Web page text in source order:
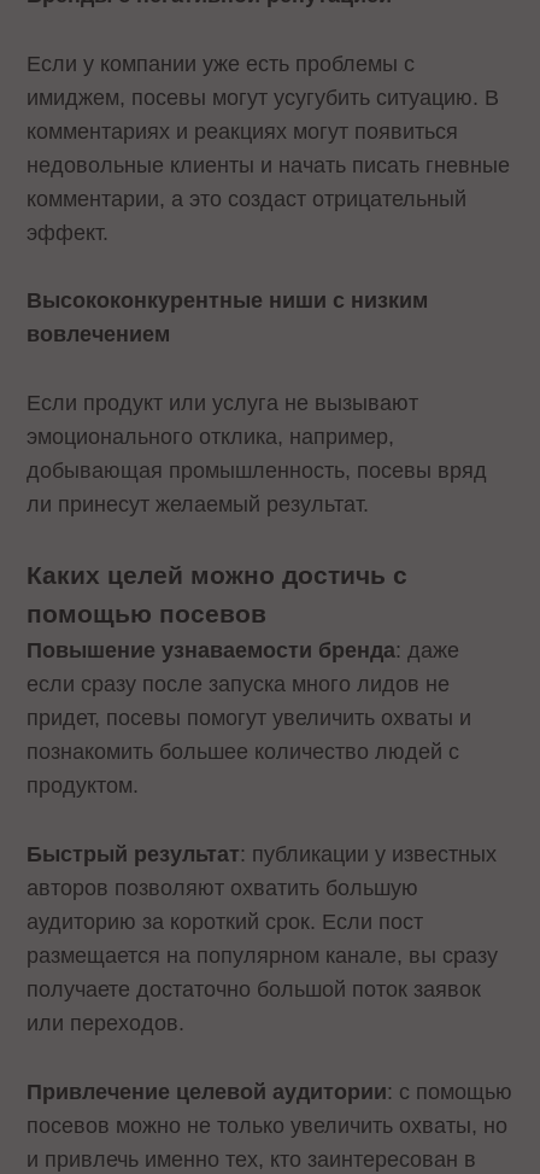
Если у компании уже есть проблемы с
имиджем, посевы могут усугубить ситуацию. В
комментариях и реакциях могут появиться
недовольные клиенты и начать писать гневные
комментарии, а это создаст отрицательный
эффект.
Высококонкурентные ниши с низким
вовлечением
Если продукт или услуга не вызывают
эмоционального отклика, например,
добывающая промышленность, посевы вряд
ли принесут желаемый результат.
Каких целей можно достичь с
помощью посевов
Повышение узнаваемости бренда: даже
если сразу после запуска много лидов не
придет, посевы помогут увеличить охваты и
познакомить большее количество людей с
продуктом.
Быстрый результат: публикации у известных
авторов позволяют охватить большую
аудиторию за короткий срок. Если пост
размещается на популярном канале, вы сразу
получаете достаточно большой поток заявок
или переходов.
Привлечение целевой аудитории: с помощью
посевов можно не только увеличить охваты, но
и привлечь именно тех, кто заинтересован в